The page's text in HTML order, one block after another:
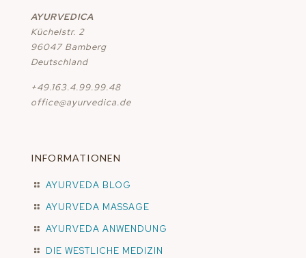
AYURVEDICA
Küchelstr. 2
96047 Bamberg
Deutschland
+49.163.4.99.99.48
office@ayurvedica.de
INFORMATIONEN
AYURVEDA BLOG
AYURVEDA MASSAGE
AYURVEDA ANWENDUNG
DIE WESTLICHE MEDIZIN